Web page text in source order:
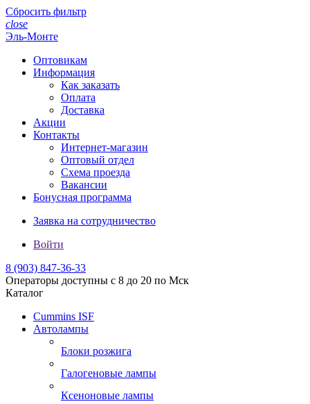
Сбросить фильтр
close
Эль-Монте
Оптовикам
Информация
Как заказать
Оплата
Доставка
Акции
Контакты
Интернет-магазин
Оптовый отдел
Схема проезда
Вакансии
Бонусная программа
Заявка на сотрудничество
Войти
8 (903) 847-36-33
Операторы доступны с 8 до 20 по Мск
Каталог
Cummins ISF
Автолампы
Блоки розжига
Галогеновые лампы
Ксеноновые лампы